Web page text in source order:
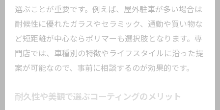
選ぶことが重要です。例えば、屋外駐車が多い場合は
耐候性に優れたガラスやセラミック、通勤や買い物な
ど短距離が中心ならポリマーも選択肢となります。専
門店では、車種別の特徴やライフスタイルに沿った提
案が可能なので、事前に相談するのが効果的です。
耐久性や美観で選ぶコーティングのメリット